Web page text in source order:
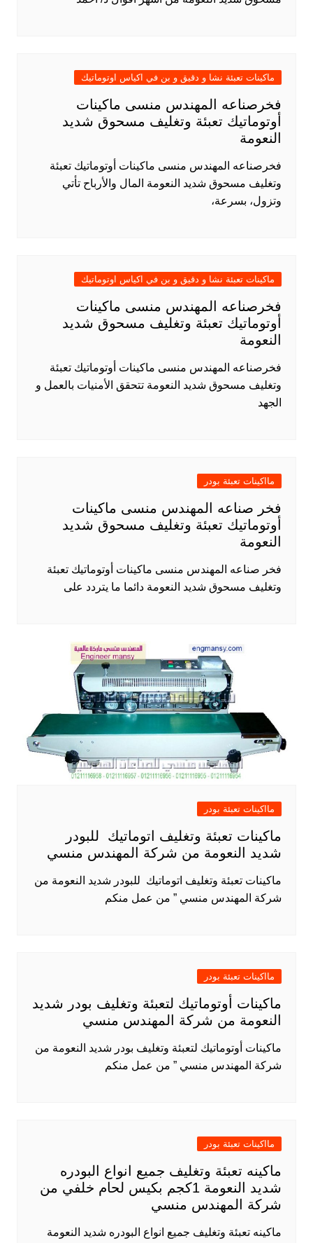
ماكينات تعبئة نشا و دقيق و بن في اكياس اوتوماتيك
فخرصناعه المهندس منسى ماكينات
أوتوماتيك تعبئة وتغليف مسحوق شديد
النعومة
فخرصناعه المهندس منسى ماكينات أوتوماتيك تعبئة
وتغليف مسحوق شديد النعومة المال والأرباح تأتي
وتزول، بسرعة،
ماكينات تعبئة نشا و دقيق و بن في اكياس اوتوماتيك
فخرصناعه المهندس منسى ماكينات
أوتوماتيك تعبئة وتغليف مسحوق شديد
النعومة
فخرصناعه المهندس منسى ماكينات أوتوماتيك تعبئة
وتغليف مسحوق شديد النعومة تتحقق الأمنيات بالعمل و
الجهد
مااكينات تعبئة بودر
فخر صناعه المهندس منسى ماكينات
أوتوماتيك تعبئة وتغليف مسحوق شديد
النعومة
فخر صناعه المهندس منسى ماكينات أوتوماتيك تعبئة
وتغليف مسحوق شديد النعومة دائما ما يتردد على
مااكينات تعبئة بودر
ماكينات تعبئة وتغليف اتوماتيك للبودر
شديد النعومة من شركة المهندس منسي
ماكينات تعبئة وتغليف اتوماتيك للبودر شديد النعومة من
شركة المهندس منسي ” من عمل منكم
مااكينات تعبئة بودر
ماكينات أوتوماتيك لتعبئة وتغليف بودر شديد
النعومة من شركة المهندس منسي
ماكينات أوتوماتيك لتعبئة وتغليف بودر شديد النعومة من
شركة المهندس منسي ” من عمل منكم
مااكينات تعبئة بودر
ماكينه تعبئة وتغليف جميع انواع البودره
شديد النعومة 1كجم بكيس لحام خلفي من
شركة المهندس منسي
ماكينه تعبئة وتغليف جميع انواع البودره شديد النعومة